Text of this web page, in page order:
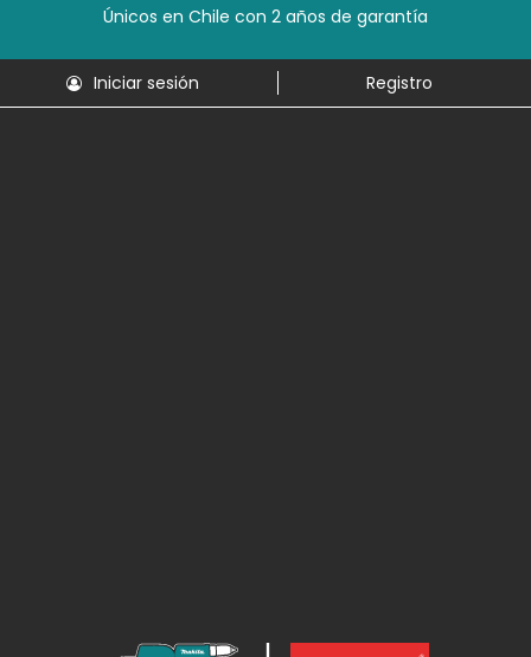
Únicos en Chile con 2 años de garantía
Iniciar sesión Registro